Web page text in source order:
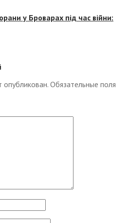
у Броварах під час війни:
Обязательные поля